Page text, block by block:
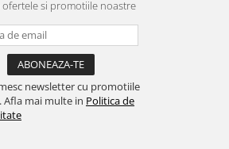
ofertele si promotiile noastre
newsletter cu promotiile
Afla mai multe in Politica de